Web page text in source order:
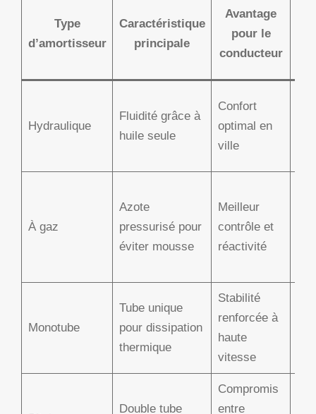
Type
d’amortisseur
Caractéristique
principale
Avantage
pour le
conducteur
Hydraulique
Fluidité grâce à
huile seule
Confort
optimal en
ville
À gaz
Azote
pressurisé pour
éviter mousse
Meilleur
contrôle et
réactivité
Monotube
Tube unique
pour dissipation
thermique
Stabilité
renforcée à
haute
vitesse
Double tube
Compromis
entre